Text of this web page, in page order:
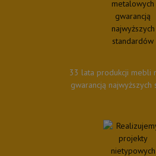
33 lata produkcji mebli
gwarancją najwyższych